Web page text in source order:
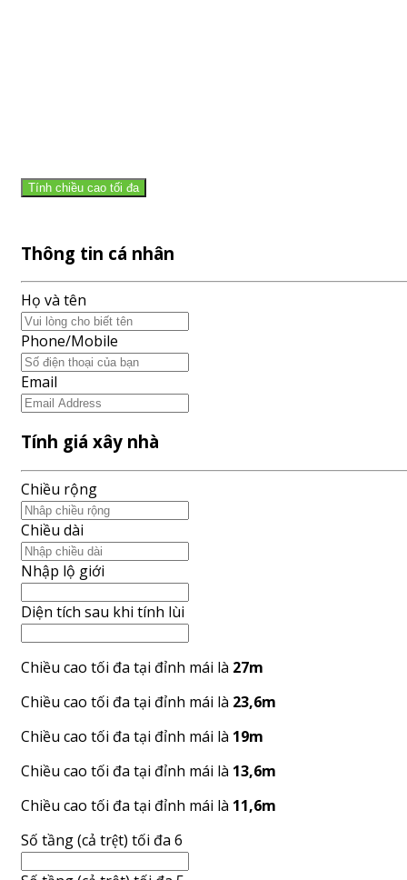
Tính chiều cao tối đa
Thông tin cá nhân
Họ và tên
Phone/Mobile
Email
Tính giá xây nhà
Chiều rộng
Chiều dài
Nhập lộ giới
Diện tích sau khi tính lùi
Chiều cao tối đa tại đỉnh mái là 27m
Chiều cao tối đa tại đỉnh mái là 23,6m
Chiều cao tối đa tại đỉnh mái là 19m
Chiều cao tối đa tại đỉnh mái là 13,6m
Chiều cao tối đa tại đỉnh mái là 11,6m
Số tầng (cả trệt) tối đa 6